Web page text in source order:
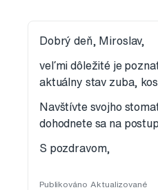
Dobrý deň, Miroslav,
veľmi dôležité je
aktuálny stav zuba,
Navštívte svojho
dohodnete sa na
S pozdravom,
Publikováno Aktualizované